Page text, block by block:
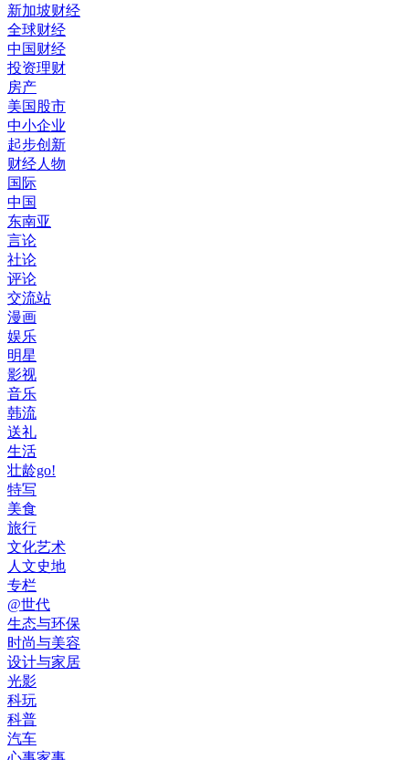
新加坡财经
全球财经
中国财经
投资理财
房产
美国股市
中小企业
起步创新
财经人物
国际
中国
东南亚
言论
社论
评论
交流站
漫画
娱乐
明星
影视
音乐
韩流
送礼
生活
壮龄go!
特写
美食
旅行
文化艺术
人文史地
专栏
@世代
生态与环保
时尚与美容
设计与家居
光影
科玩
科普
汽车